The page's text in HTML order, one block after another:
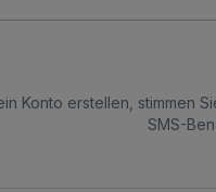
Konto erstellen, stimmen
SMS-